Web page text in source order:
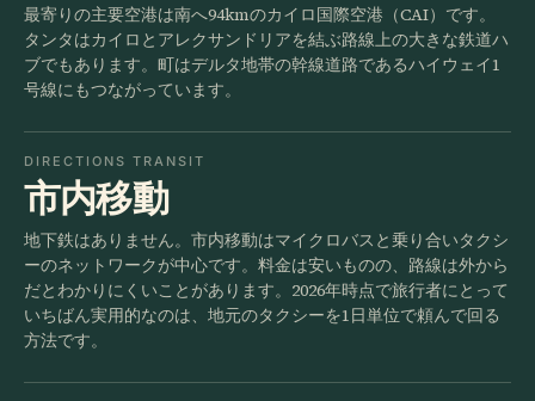
最寄りの主要空港は南へ94kmのカイロ国際空港（CAI）です。
タンタはカイロとアレクサンドリアを結ぶ路線上の大きな鉄道ハ
ブでもあります。町はデルタ地帯の幹線道路であるハイウェイ1
号線にもつながっています。
DIRECTIONS TRANSIT
市内移動
地下鉄はありません。市内移動はマイクロバスと乗り合いタクシ
ーのネットワークが中心です。料金は安いものの、路線は外から
だとわかりにくいことがあります。2026年時点で旅行者にとって
いちばん実用的なのは、地元のタクシーを1日単位で頼んで回る
方法です。